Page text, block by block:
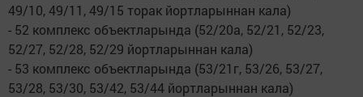
49/10, 49/11, 49/15 торак йортларыннан кала)
- 52 комплекс объектларында (52/20а, 52/21, 52/23,
52/27, 52/28, 52/29 йортларыннан кала)
- 53 комплекс объектларында (53/21г, 53/26, 53/27,
53/28, 53/30, 53/42, 53/44 йортларыннан кала)